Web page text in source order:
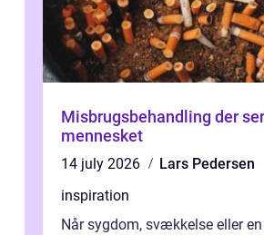
Misbrugsbehandling der
mennesket
14 july 2026
Lars Pedersen
inspiration
Når sygdom, svækkelse eller